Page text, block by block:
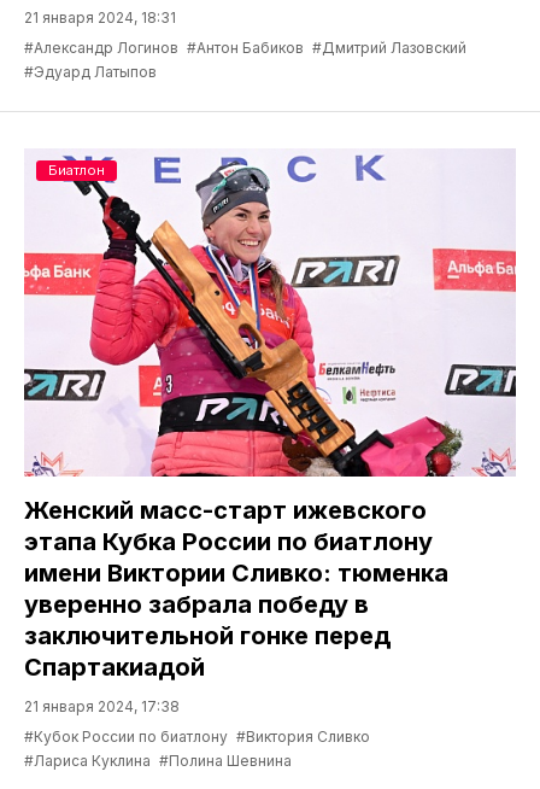
21 января 2024, 18:31
#Александр Логинов #Антон Бабиков #Дмитрий Лазовский
#Эдуард Латыпов
Женский масс-старт ижевского
этапа Кубка России по биатлону
имени Виктории Сливко: тюменка
уверенно забрала победу в
заключительной гонке перед
Спартакиадой
21 января 2024, 17:38
#Кубок России по биатлону #Виктория Сливко
#Лариса Куклина #Полина Шевнина
Биатлон